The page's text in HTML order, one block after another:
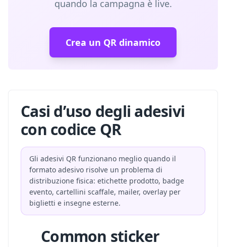
quando la campagna è live.
Crea un QR dinamico
Casi d’uso degli adesivi
con codice QR
Gli adesivi QR funzionano meglio quando il
formato adesivo risolve un problema di
distribuzione fisica: etichette prodotto, badge
evento, cartellini scaffale, mailer, overlay per
biglietti e insegne esterne.
Common sticker